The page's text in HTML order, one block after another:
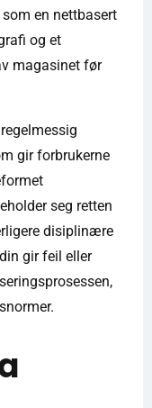
en nettbasert
og et
magasinet før
gir forbrukerne
seg retten
disiplinære
gir feil eller